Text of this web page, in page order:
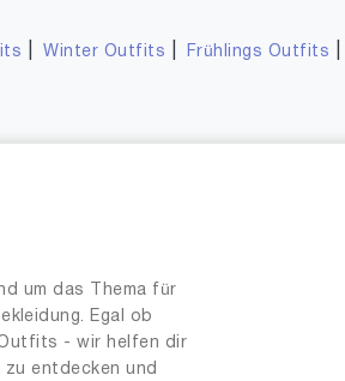
|Winter Outfits Frühlings Outfits
um das Thema für
Egal ob
- wir helfen dir
entdecken und